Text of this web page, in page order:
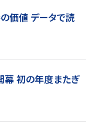
価値 データで読
幕 初の年度またぎ